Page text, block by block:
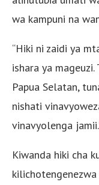
wa kampuni na
“Hiki ni zaidi ya
ishara ya
Papua Selatan,
nishati
vinavyolenga
Kiwanda hiki cha
kilichotengenezwa